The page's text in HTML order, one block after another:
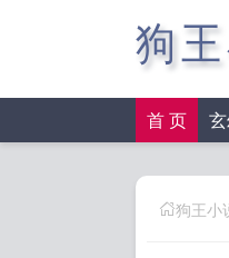
狗
首 页
狗王小